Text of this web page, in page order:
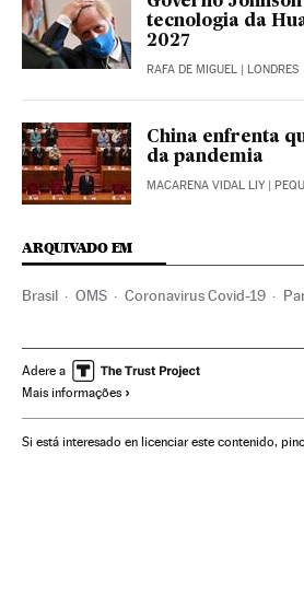
tecnologia da
2027
RAFA DE MIGUEL | LONDRES
China enfrenta
da pandemia
MACARENA VIDAL LIY |
ARQUIVADO EM
Brasil OMS Coronavirus Covid-19
Ministério Saúde Estados Unidos
China
Adere a
Mais informações
Si está interesado en licenciar este contenido,